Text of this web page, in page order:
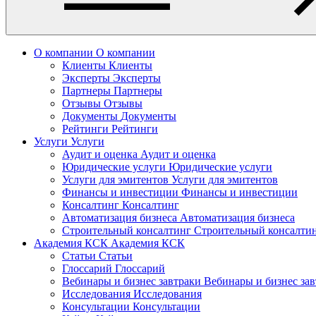
О компании О компании
Клиенты Клиенты
Эксперты Эксперты
Партнеры Партнеры
Отзывы Отзывы
Документы Документы
Рейтинги Рейтинги
Услуги Услуги
Аудит и оценка Аудит и оценка
Юридические услуги Юридические услуги
Услуги для эмитентов Услуги для эмитентов
Финансы и инвестиции Финансы и инвестиции
Консалтинг Консалтинг
Автоматизация бизнеса Автоматизация бизнеса
Строительный консалтинг Строительный
Академия КСК Академия КСК
Статьи Статьи
Глоссарий Глоссарий
Вебинары и бизнес завтраки Вебинары и бизнес
Исследования Исследования
Консультации Консультации